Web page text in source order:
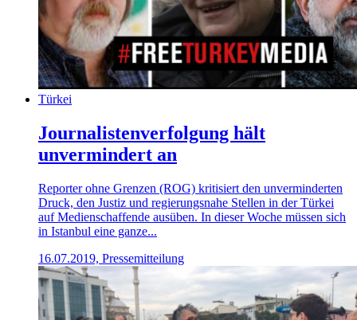
Türkei
Journalistenverfolgung hält
unvermindert an
Reporter ohne Grenzen (ROG) kritisiert den unverminderten
Druck, den Justiz und regierungsnahe Stellen in der Türkei
auf Medienschaffende ausüben. In dieser Woche müssen sich
in Istanbul eine ganze...
16.07.2019, Pressemitteilung